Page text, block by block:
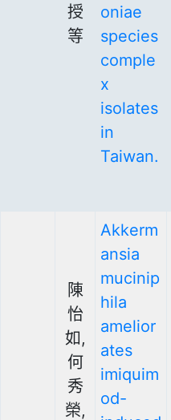
授
等
oniae
species
comple
x
isolates
in
Taiwan.
陳
怡
如,
何
秀
榮,
Akkerm
ansia
mucinip
hila
amelior
ates
imiquim
od-